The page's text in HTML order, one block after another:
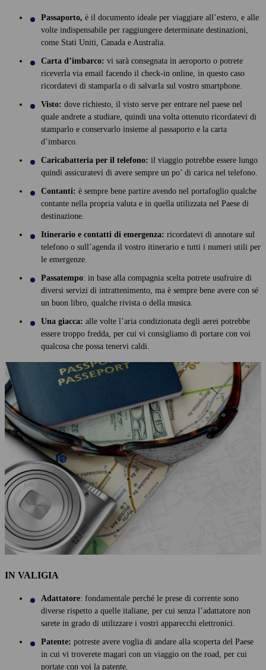
Passaporto, è il documento ideale per viaggiare all’estero, e alle
volte indispensabile per raggiungere determinate destinazioni,
come Stati Uniti, Canada e Australia.
Carta d’imbarco: vi sarà consegnata in aeroporto o potrete
riceverla via email facendo il check-in online, in questo caso
ricordatevi di stamparla o di salvarla sul vostro smartphone.
Visto: dove richiesto, il visto serve per entrare nel paese nel
quale andrete a studiare, quindi una volta ottenuto ricordatevi di
stamparlo e conservarlo insieme al passaporto e la carta
d’imbarco.
Caricabatteria per il telefono: il viaggio potrebbe essere lungo
quindi assicuratevi di avere sempre un po’ di carica nel telefono.
Contanti: è sempre bene partire avendo nel portafoglio qualche
contante nella propria valuta e in quella utilizzata nel Paese di
destinazione.
Itinerario e contatti di emergenza: ricordatevi di annotare sul
telefono o sull’agenda il vostro itinerario e tutti i numeri utili per
le emergenze.
Passatempo: in base alla compagnia scelta potrete usufruire di
diversi servizi di intrattenimento, ma è sempre bene avere con sé
un buon libro, qualche rivista o della musica.
Una giacca: alle volte l’aria condizionata degli aerei potrebbe
essere troppo fredda, per cui vi consigliamo di portare con voi
qualcosa che possa tenervi caldi.
IN VALIGIA
Adattatore: fondamentale perché le prese di corrente sono
diverse rispetto a quelle italiane, per cui senza l’adattatore non
sarete in grado di utilizzare i vostri apparecchi elettronici.
Patente: potreste avere voglia di andare alla scoperta del Paese
in cui vi troverete magari con un viaggio on the road, per cui
portate con voi la patente.